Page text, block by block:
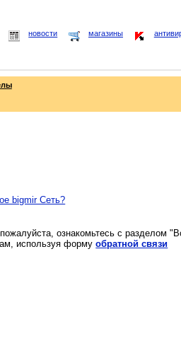
новости магазины
bigmir Сеть?
ознакомьтесь с разделом
используя формуобратной связи